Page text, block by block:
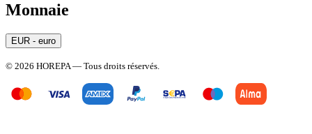
Monnaie
EUR - euro
© 2026 HOREPA — Tous droits réservés.